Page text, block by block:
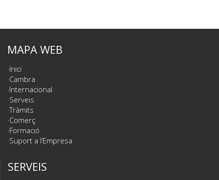
MAPA WEB
Inici
Cambra
Internacional
Serveis
Tràmits
Comerç
Formació
Suport a l’Empresa
SERVEIS